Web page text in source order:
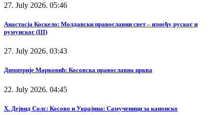
27. July 2026. 05:46
Анастасја Коскело: Молдавски православни свет – између руског и
румунског (III)
27. July 2026. 03:43
Димитрије Марковић: Косовска православна црква
22. July 2026. 04:45
Х. Дејвид Солс: Косово и Украјина: Самученици за канонско